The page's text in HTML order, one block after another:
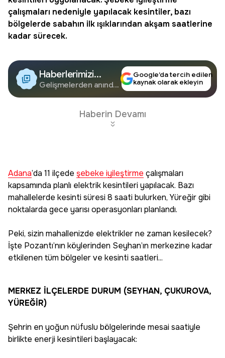
çalışmaları nedeniyle yapılacak kesintiler, bazı
bölgelerde sabahın ilk ışıklarından akşam saatlerine
kadar sürecek.
Haberlerimizi
Google'da Takip
Edin
Gelişmelerden anında
Google’da tercih edilen
kaynak olarak ekleyin
Haberin Devamı
Adana’da 11 ilçede şebeke iyileştirme çalışmaları
kapsamında planlı elektrik kesintileri yapılacak. Bazı
mahallelerde kesinti süresi 8 saati bulurken, Yüreğir gibi
noktalarda gece yarısı operasyonları planlandı.
Peki, sizin mahallenizde elektrikler ne zaman kesilecek?
İşte Pozantı’nın köylerinden Seyhan’ın merkezine kadar
etkilenen tüm bölgeler ve kesinti saatleri...
MERKEZ İLÇELERDE DURUM (SEYHAN, ÇUKUROVA,
YÜREĞİR)
Şehrin en yoğun nüfuslu bölgelerinde mesai saatiyle
birlikte enerji kesintileri başlayacak: